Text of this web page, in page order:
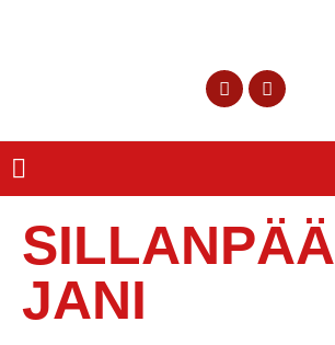
SILLANPÄÄ
JANI